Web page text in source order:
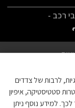
רכב -
לרבות של צדדים
סטטיסטיקה, איפיון
למידע נוסף ניתן